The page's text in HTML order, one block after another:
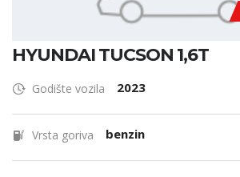
HYUNDAI TUCSON 1,6T
Godište vozila 2023
Vrsta goriva benzin